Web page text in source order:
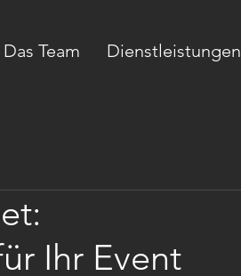
Das Team Dienstleistungen
Ihr Event